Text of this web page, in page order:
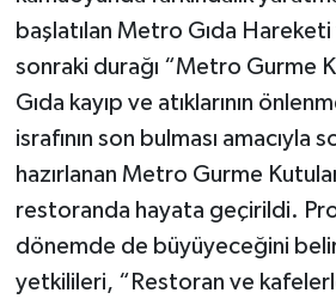
başlatılan Metro Gıda
sonraki durağı “Metro Gurme
Gıda kayıp ve atıklarının
israfının son bulması amacıyla
hazırlanan Metro Gurme
restoranda hayata geçirildi.
dönemde de büyüyeceğini
yetkilileri, “Restoran ve